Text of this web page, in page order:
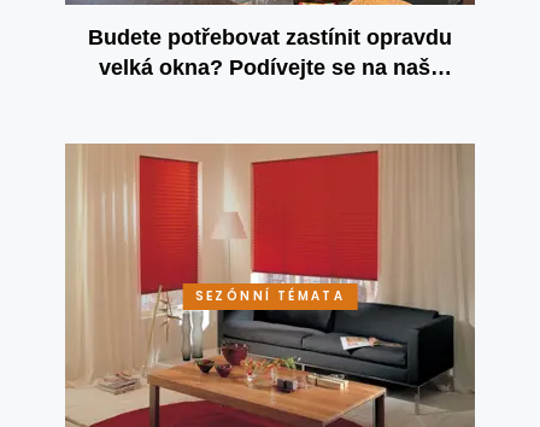
Budete potřebovat zastínit opravdu
velká okna? Podívejte se na naše
SEZÓNNÍ TÉMATA